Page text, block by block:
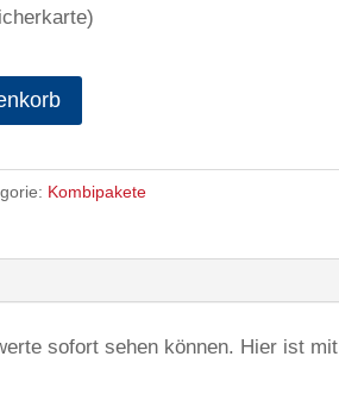
Kombipakete
sofort sehen können. Hier ist mit